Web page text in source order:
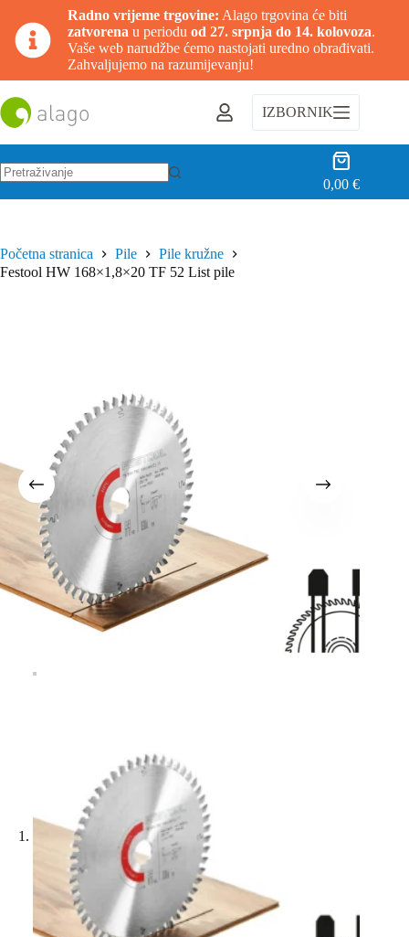
Radno vrijeme trgovine: Alago trgovina će biti
zatvorena u periodu od 27. srpnja do 14. kolovoza.
Vaše web narudžbe ćemo nastojati uredno obrađivati.
Zahvaljujemo na razumijevanju!
na
sadržaj
IZBORNIK
Košarica
0,00€
Početna stranica Pile
Pile kružne
Festool HW 168×1,8×20 TF 52 List pile